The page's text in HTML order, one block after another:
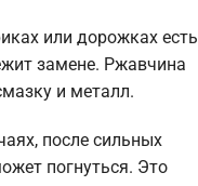
или дорожках есть
замене. Ржавчина
и металл.
после сильных
погнуться. Это